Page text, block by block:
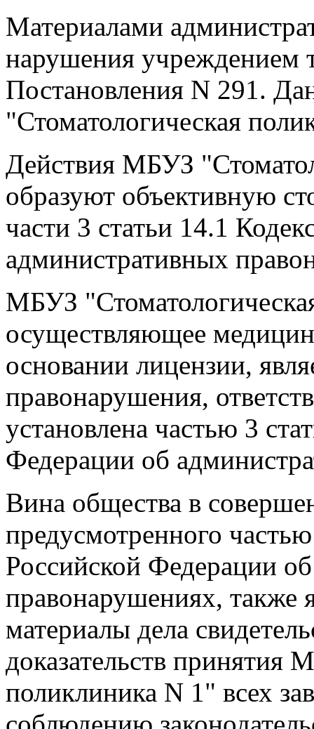
Материалами
нарушения учреждением
Постановления N 291.
"Стоматологическая
Действия МБУЗ
образуют объективную
части 3 статьи 14.1
административных
МБУЗ
осуществляющее
основании лицензии,
правонарушения,
установлена частью 3
Федерации об
Вина общества в
предусмотренного
Российской Федерации
правонарушениях, также
материалы дела
доказательств принятия
поликлиника N 1" всех